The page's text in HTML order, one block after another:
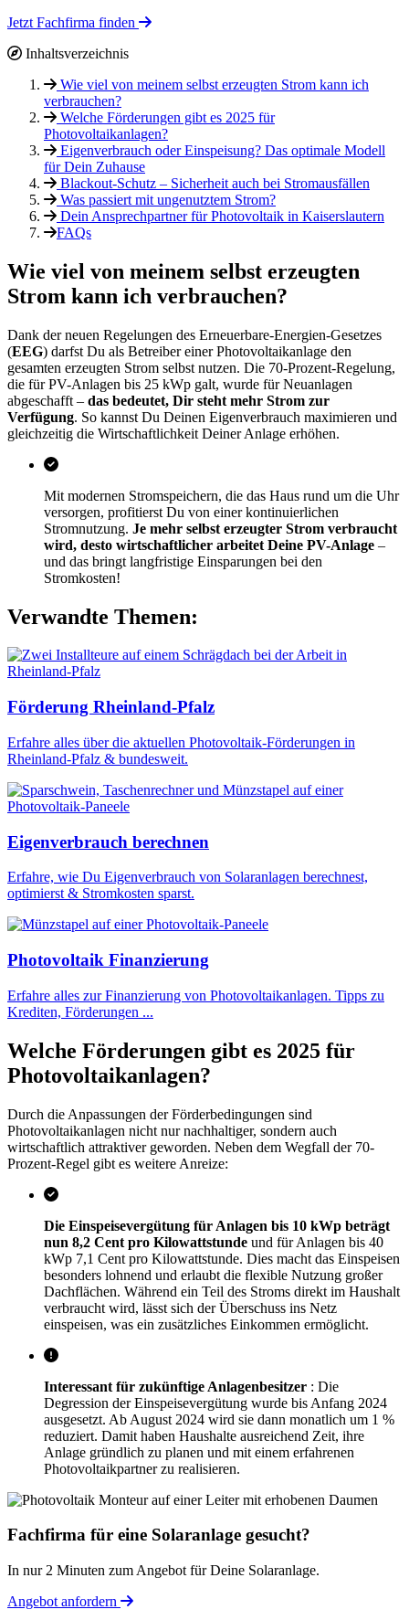
Jetzt Fachfirma finden
Inhaltsverzeichnis
Wie viel von meinem selbst erzeugten Strom kann ich
verbrauchen?
Welche Förderungen gibt es 2025 für
Photovoltaikanlagen?
Eigenverbrauch oder Einspeisung? Das optimale Modell
für Dein Zuhause
Blackout-Schutz – Sicherheit auch bei Stromausfällen
Was passiert mit ungenutztem Strom?
Dein Ansprechpartner für Photovoltaik in Kaiserslautern
FAQs
Wie viel von meinem selbst erzeugten
Strom kann ich verbrauchen?
Dank der neuen Regelungen des Erneuerbare-Energien-Gesetzes
(EEG) darfst Du als Betreiber einer Photovoltaikanlage den
gesamten erzeugten Strom selbst nutzen. Die 70-Prozent-Regelung,
die für PV-Anlagen bis 25 kWp galt, wurde für Neuanlagen
abgeschafft – das bedeutet, Dir steht mehr Strom zur
Verfügung. So kannst Du Deinen Eigenverbrauch maximieren und
gleichzeitig die Wirtschaftlichkeit Deiner Anlage erhöhen.
Mit modernen Stromspeichern, die das Haus rund um die Uhr
versorgen, profitierst Du von einer kontinuierlichen
Stromnutzung. Je mehr selbst erzeugter Strom verbraucht
wird, desto wirtschaftlicher arbeitet Deine PV-Anlage –
und das bringt langfristige Einsparungen bei den
Stromkosten!
Verwandte Themen:
Förderung Rheinland-Pfalz
Erfahre alles über die aktuellen Photovoltaik-Förderungen in
Rheinland-Pfalz & bundesweit.
Eigenverbrauch berechnen
Erfahre, wie Du Eigenverbrauch von Solaranlagen berechnest,
optimierst & Stromkosten sparst.
Photovoltaik Finanzierung
Erfahre alles zur Finanzierung von Photovoltaikanlagen. Tipps zu
Krediten, Förderungen ...
Welche Förderungen gibt es 2025 für
Photovoltaikanlagen?
Durch die Anpassungen der Förderbedingungen sind
Photovoltaikanlagen nicht nur nachhaltiger, sondern auch
wirtschaftlich attraktiver geworden. Neben dem Wegfall der 70-
Prozent-Regel gibt es weitere Anreize:
Die Einspeisevergütung für Anlagen bis 10 kWp beträgt
nun 8,2 Cent pro Kilowattstunde und für Anlagen bis 40
kWp 7,1 Cent pro Kilowattstunde. Dies macht das Einspeisen
besonders lohnend und erlaubt die flexible Nutzung großer
Dachflächen. Während ein Teil des Stroms direkt im Haushalt
verbraucht wird, lässt sich der Überschuss ins Netz
einspeisen, was ein zusätzliches Einkommen ermöglicht.
Interessant für zukünftige Anlagenbesitzer : Die
Degression der Einspeisevergütung wurde bis Anfang 2024
ausgesetzt. Ab August 2024 wird sie dann monatlich um 1 %
reduziert. Damit haben Haushalte ausreichend Zeit, ihre
Anlage gründlich zu planen und mit einem erfahrenen
Photovoltaikpartner zu realisieren.
Fachfirma für eine Solaranlage gesucht?
In nur 2 Minuten zum Angebot für Deine Solaranlage.
Angebot anfordern